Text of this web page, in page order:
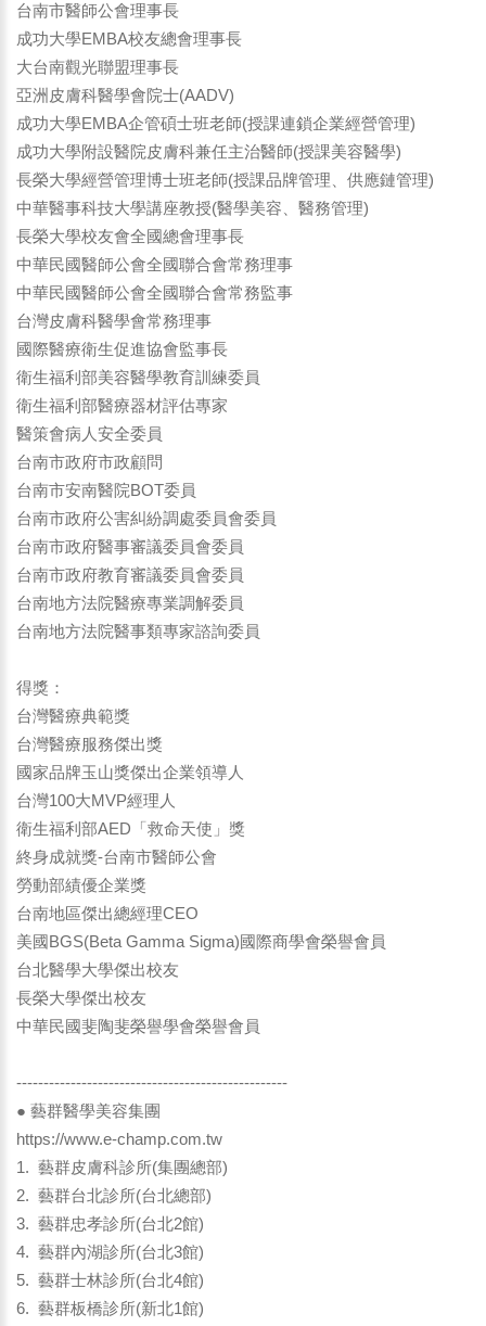
台南市醫師公會理事長
成功大學EMBA校友總會理事長
大台南觀光聯盟理事長
亞洲皮膚科醫學會院士(AADV)
成功大學EMBA企管碩士班老師(授課連鎖企業經營管理)
成功大學附設醫院皮膚科兼任主治醫師(授課美容醫學)
長榮大學經營管理博士班老師(授課品牌管理、供應鏈管理)
中華醫事科技大學講座教授(醫學美容、醫務管理)
長榮大學校友會全國總會理事長
中華民國醫師公會全國聯合會常務理事
中華民國醫師公會全國聯合會常務監事
台灣皮膚科醫學會常務理事
國際醫療衛生促進協會監事長
衛生福利部美容醫學教育訓練委員
衛生福利部醫療器材評估專家
醫策會病人安全委員
台南市政府市政顧問
台南市安南醫院BOT委員
台南市政府公害糾紛調處委員會委員
台南市政府醫事審議委員會委員
台南市政府教育審議委員會委員
台南地方法院醫療專業調解委員
台南地方法院醫事類專家諮詢委員
得獎：
台灣醫療典範獎
台灣醫療服務傑出獎
國家品牌玉山獎傑出企業領導人
台灣100大MVP經理人
衛生福利部AED「救命天使」獎
終身成就獎-台南市醫師公會
勞動部績優企業獎
台南地區傑出總經理CEO
美國BGS(Beta Gamma Sigma)國際商學會榮譽會員
台北醫學大學傑出校友
長榮大學傑出校友
中華民國斐陶斐榮譽學會榮譽會員
--------------------------------------------------
● 藝群醫學美容集團
https://www.e-champ.com.tw
1. 藝群皮膚科診所(集團總部)
2. 藝群台北診所(台北總部)
3. 藝群忠孝診所(台北2館)
4. 藝群內湖診所(台北3館)
5. 藝群士林診所(台北4館)
6. 藝群板橋診所(新北1館)